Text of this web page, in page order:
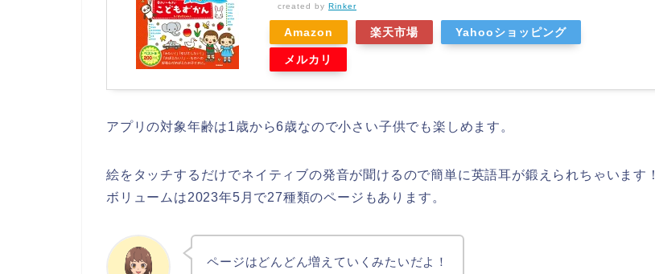
created by Rinker
Amazon 楽天市場 Yahooショッピング
メルカリ
アプリの対象年齢は1歳から6歳なので小さい子供でも楽しめます。
絵をタッチするだけでネイティブの発音が聞けるので簡単に英語耳が鍛えられちゃいます！
ボリュームは2023年5月で27種類のページもあります。
ページはどんどん増えていくみたいだよ！